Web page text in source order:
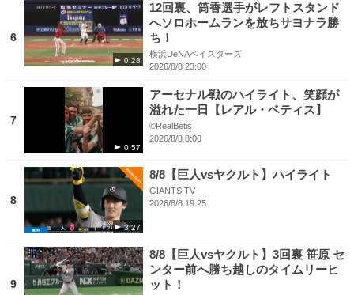
6
0:28
12回裏、筒香選手がレフトスタンド
へソロホームランを放ちサヨナラ勝
ち！
横浜DeNAベイスターズ
2026/8/8 23:00
7
0:57
アーセナル戦のハイライト、笑顔が
溢れた一日【レアル・ベティス】
©RealBetis
2026/8/8 8:00
8
3:27
8/8【巨人vsヤクルト】ハイライト
GIANTS TV
2026/8/8 19:25
9
8/8【巨人vsヤクルト】3回裏 笹原 セ
ンター前へ勝ち越しのタイムリーヒ
ット！